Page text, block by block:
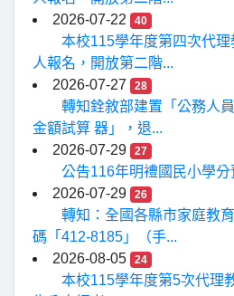
2026-07-22
40
本校115學年度第四次代
人報名，開放第二階...
2026-07-27
28
轉知銓敘部建置「公務人
金額試算 器」，退...
2026-07-29
27
公告116年明禮國民小學分
2026-07-29
26
轉知：全國各縣市家庭教
碼「412-8185」（手...
2026-08-05
24
本校115學年度第5次代理